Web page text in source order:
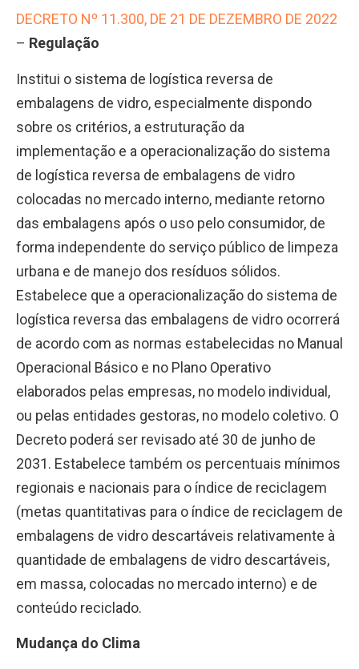
DECRETO Nº 11.300, DE 21 DE DEZEMBRO DE 2022
– Regulação
Institui o sistema de logística reversa de
embalagens de vidro, especialmente dispondo
sobre os critérios, a estruturação da
implementação e a operacionalização do sistema
de logística reversa de embalagens de vidro
colocadas no mercado interno, mediante retorno
das embalagens após o uso pelo consumidor, de
forma independente do serviço público de limpeza
urbana e de manejo dos resíduos sólidos.
Estabelece que a operacionalização do sistema de
logística reversa das embalagens de vidro ocorrerá
de acordo com as normas estabelecidas no Manual
Operacional Básico e no Plano Operativo
elaborados pelas empresas, no modelo individual,
ou pelas entidades gestoras, no modelo coletivo. O
Decreto poderá ser revisado até 30 de junho de
2031. Estabelece também os percentuais mínimos
regionais e nacionais para o índice de reciclagem
(metas quantitativas para o índice de reciclagem de
embalagens de vidro descartáveis relativamente à
quantidade de embalagens de vidro descartáveis,
em massa, colocadas no mercado interno) e de
conteúdo reciclado.
Mudança do Clima